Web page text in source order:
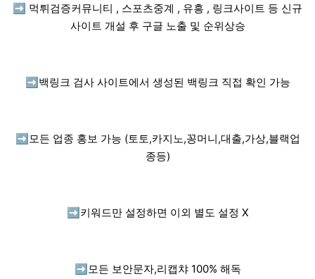
➡️ 먹튀검증커뮤니티 , 스포츠중계 , 유흥 , 링크사이트 등 신규
사이트 개설 후 구글 노출 및 순위상승
➡️ 백링크 검사 사이트에서 생성된 백링크 직접 확인 가능
➡️ 모든 업종 홍보 가능 (토토,카지노,꽁머니,대출,가상,블랙업
종등)
➡️ 키워드만 설정하면 이외 별도 설정 X
➡️ 모든 보안문자,리캡챠 100% 해독